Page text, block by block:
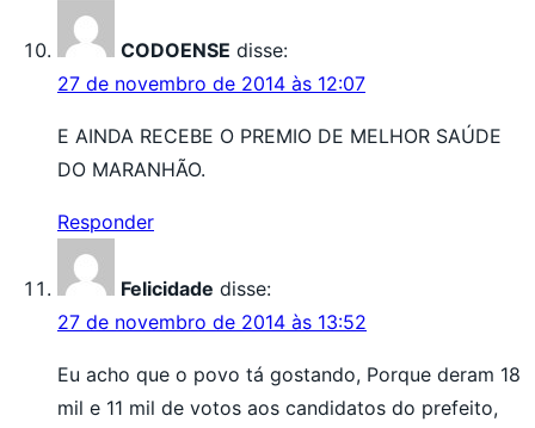
CODOENSE disse:
27 de novembro de 2014 às 12:07
E AINDA RECEBE O PREMIO DE MELHOR SAÚDE
DO MARANHÃO.
Responder
Felicidade disse:
27 de novembro de 2014 às 13:52
Eu acho que o povo tá gostando, Porque deram 18
mil e 11 mil de votos aos candidatos do prefeito,